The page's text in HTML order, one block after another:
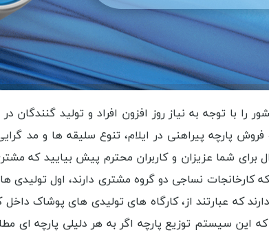
توجه به نیاز روز افزون افراد و تولید گنندگان
پارچه پیراهنی در ایلام، تنوع سلیقه ها و مد گرایی
برای شما عزیزان و کاربران محترم پیش بیایید که
کارخانجات نساجی دو گروه مشتری دارند، اول
که عبارتند از، کارگاه های تولیدی های پوشاک
این سیستم توزیع پارچه اگر به هر دلیلی پارچه ای